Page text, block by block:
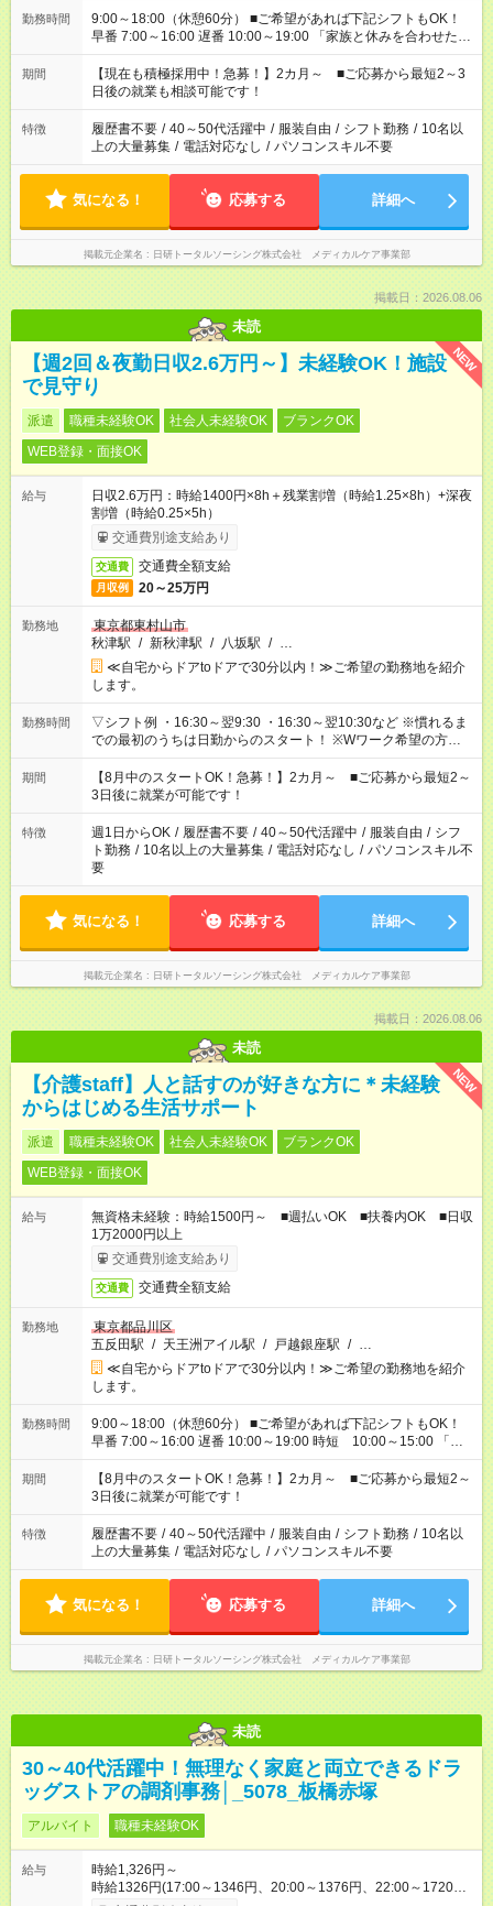
勤務時間
9:00～18:00（休憩60分） ■ご希望があれば下記シフトもOK！
早番 7:00～16:00 遅番 10:00～19:00 「家族と休みを合わせた
い」 「余裕を持って夕飯の準備がしたい」 「できれば残業はし
たくない」 など、ご希望を教えてくださいね。 ※Wワーク希望
の方へ 今ご覧のお仕事で希望する勤務時間と、もう1つのお仕事
の勤務時間。 合計で週40時間を超える場合は応募できません。
期間
【現在も積極採用中！急募！】2カ月～ ■ご応募から最短2～3
日後の就業も相談可能です！
特徴 履歴書不要 / 40～50代活躍中 / 服装自由 / シフト勤務 / 10名以
上の大量募集 / 電話対応なし / パソコンスキル不要
気になる！ 応募する 詳細へ
掲載元企業名 日研トータルソーシング株式会社 メディカルケア事業部
掲載日：2026.08.06
未読
NEW
【週2回＆夜勤日収2.6万円～】未経験OK！施設
で見守り
派遣 職種未経験OK 社会人未経験OK
ブランクOK
WEB登録・面接OK
給与
日収2.6万円：時給1400円×8h＋残業割増（時給1.25×8h）+深夜
割増（時給0.25×5h）
交通費別途支給あり
交通費 交通費全額支給
月収例 20～25万円
勤務地
東京都東村山市
秋津駅 / 新秋津駅 / 八坂駅 / …
≪自宅からドアtoドアで30分以内！≫ご希望の勤務地を紹介
します。
勤務時間
▽シフト例 ・16:30～翌9:30 ・16:30～翌10:30など ※慣れるま
での最初のうちは日勤からのスタート！ ※Wワーク希望の方へ
今ご覧のお仕事で希望する勤務時間と、もう1つのお仕事の勤務
時間。 合計で週40時間を超える場合は応募できません。
期間
【8月中のスタートOK！急募！】2カ月～ ■ご応募から最短2～
3日後に就業が可能です！
特徴 週1日からOK / 履歴書不要 / 40～50代活躍中 / 服装自由 / シフ
ト勤務 / 10名以上の大量募集 / 電話対応なし / パソコンスキル不
要
気になる！ 応募する 詳細へ
掲載元企業名 日研トータルソーシング株式会社 メディカルケア事業部
掲載日：2026.08.06
未読
NEW
【介護staff】人と話すのが好きな方に＊未経験
からはじめる生活サポート
派遣 職種未経験OK 社会人未経験OK
ブランクOK
WEB登録・面接OK
給与
無資格未経験：時給1500円～ ■週払いOK ■扶養内OK ■日収
1万2000円以上
交通費別途支給あり
交通費 交通費全額支給
勤務地
東京都品川区
五反田駅 / 天王洲アイル駅 / 戸越銀座駅 / …
≪自宅からドアtoドアで30分以内！≫ご希望の勤務地を紹介
します。
勤務時間
9:00～18:00（休憩60分） ■ご希望があれば下記シフトもOK！
早番 7:00～16:00 遅番 10:00～19:00 時短 10:00～15:00 「家
族と休みを合わせたい」 「余裕を持って夕飯の準備がしたい」
「できれば残業はしたくない」 など、ご希望を教えてください
ね。 ※Wワーク希望の方へ 今ご覧のお仕事で希望する勤務時間
と、もう1つのお仕事の勤務時間。 合計で週40時間を超える場
合は応募できません。
期間
【8月中のスタートOK！急募！】2カ月～ ■ご応募から最短2～
3日後に就業が可能です！
特徴 履歴書不要 / 40～50代活躍中 / 服装自由 / シフト勤務 / 10名以
上の大量募集 / 電話対応なし / パソコンスキル不要
気になる！ 応募する 詳細へ
掲載元企業名 日研トータルソーシング株式会社 メディカルケア事業部
未読
30～40代活躍中！無理なく家庭と両立できるドラ
ッグストアの調剤事務│_5078_板橋赤塚
アルバイト 職種未経験OK
給与
時給1,326円～
時給1326円(17:00～1346円、20:00～1376円、22:00～1720円)